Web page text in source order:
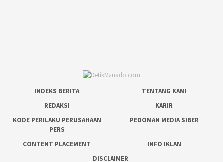
INDEKS BERITA
TENTANG KAMI
REDAKSI
KARIR
KODE PERILAKU PERUSAHAAN
PERS
PEDOMAN MEDIA SIBER
CONTENT PLACEMENT
INFO IKLAN
DISCLAIMER